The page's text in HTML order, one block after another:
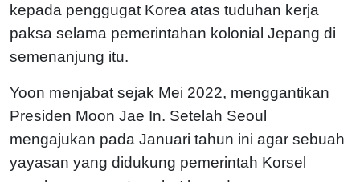
kepada penggugat Korea atas tuduhan kerja
paksa selama pemerintahan kolonial Jepang di
semenanjung itu.
Yoon menjabat sejak Mei 2022, menggantikan
Presiden Moon Jae In. Setelah Seoul
mengajukan pada Januari tahun ini agar sebuah
yayasan yang didukung pemerintah Korsel